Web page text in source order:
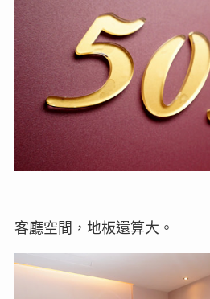
客廳空間，地板還算大。